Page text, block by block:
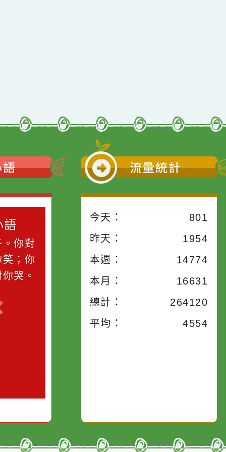
語
你對
；你
哭。
流量統計
今天：
801
昨天：
1954
本週：
14774
本月：
16631
總計：
264120
平均：
4554